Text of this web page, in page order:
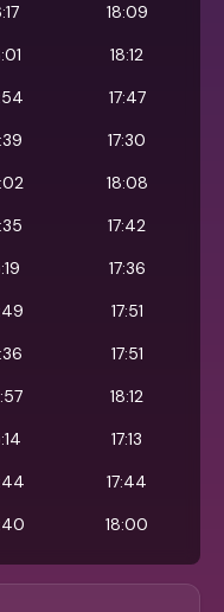
18:09
18:12
17:47
17:30
18:08
17:42
17:36
17:51
17:51
18:12
17:13
17:44
18:00